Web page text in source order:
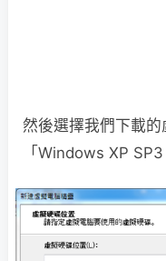
然後選擇我們下載
「Windows XP